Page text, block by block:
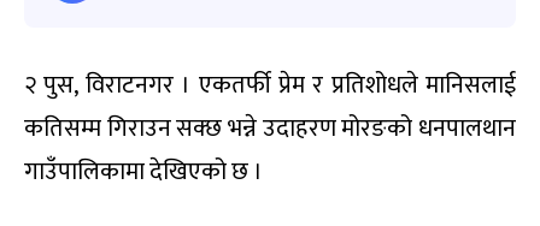
२ पुस, विराटनगर । एकतर्फी प्रेम र प्रतिशोधले मानिसलाई
कतिसम्म गिराउन सक्छ भन्ने उदाहरण मोरङको धनपालथान
गाउँपालिकामा देखिएको छ ।